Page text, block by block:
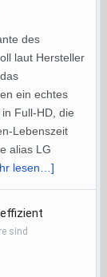
des
laut Hersteller
ein echtes
Full-HD, die
Lebenszeit
alias LG
lesen…]
sind